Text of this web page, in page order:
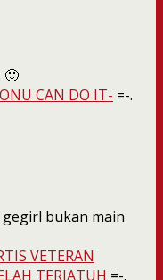
🙂
CAN DO IT- =-.
bukan main
VETERAN
TERJATUH =-.